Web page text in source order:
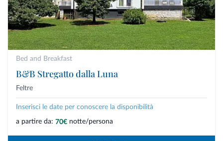
Bed and Breakfast
B&B Stregatto dalla Luna
Feltre
Inserisci le date per conoscere la disponibilità
a partire da: 70€ notte/persona